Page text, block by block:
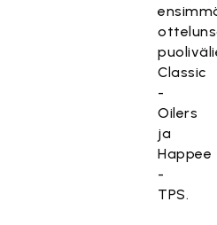
Classic
-
Oilers
ja
Happee
-
TPS.